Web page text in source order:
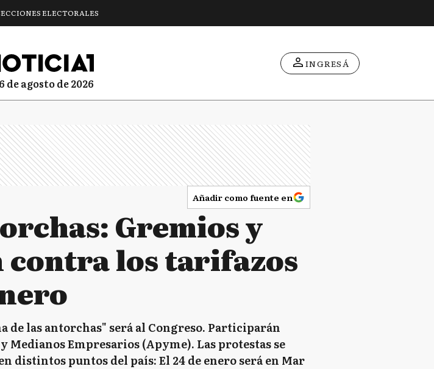
ELECTORALES
de agosto de 2026
INGRESÁ
Añadir como fuente en
Gremios y
contra los tarifazos
de las antorchas" será al Congreso. Participarán
Medianos Empresarios (Apyme). Las protestas se
distintos puntos del país: El 24 de enero será en Mar